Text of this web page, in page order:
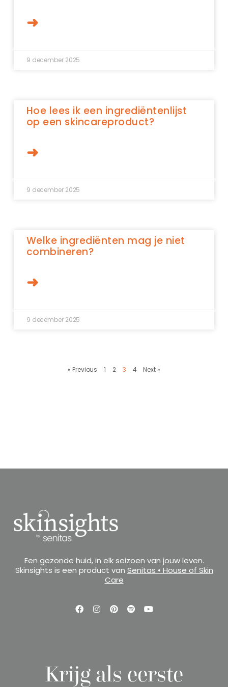
➜
9 december 2025
Hoe lees ik een ingrediëntenlijst
op een skincareproduct?
➜
9 december 2025
Welke ingrediënten mag je niet
combineren?
➜
9 december 2025
« Previous 1 2 3 4 Next »
Een gezonde huid, in elk seizoen van jouw leven.
Skinsights is een product van Senitas • House of Skin
Care
Krijg als eerste